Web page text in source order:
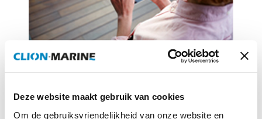
Deze website maakt gebruik van cookies
Om de gebruiksvriendelijkheid van onze website en
Centraal monitoringssysteem